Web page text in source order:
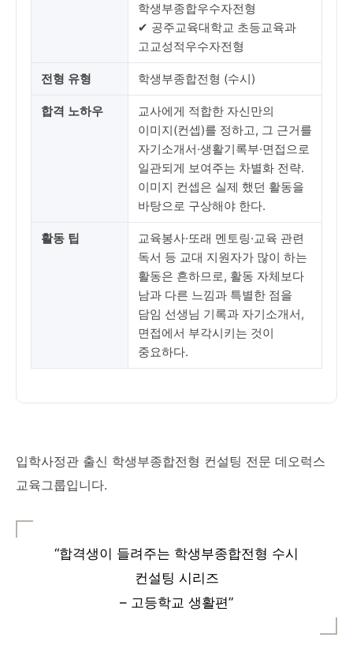
학생부종합우수자전형
✔ 공주교육대학교 초등교육과
고교성적우수자전형
전형 유형 학생부종합전형 (수시)
합격 노하우
교사에게 적합한 자신만의
이미지(컨셉)를 정하고, 그 근거를
자기소개서·생활기록부·면접으로
일관되게 보여주는 차별화 전략.
이미지 컨셉은 실제 했던 활동을
바탕으로 구상해야 한다.
활동 팁
교육봉사·또래 멘토링·교육 관련
독서 등 교대 지원자가 많이 하는
활동은 흔하므로, 활동 자체보다
남과 다른 느낌과 특별한 점을
담임 선생님 기록과 자기소개서,
면접에서 부각시키는 것이
중요하다.
입학사정관 출신 학생부종합전형 컨설팅 전문 데오럭스
교육그룹입니다.
“합격생이 들려주는 학생부종합전형 수시
컨설팅 시리즈
– 고등학교 생활편”